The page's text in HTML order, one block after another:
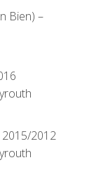
Bien) –
2012